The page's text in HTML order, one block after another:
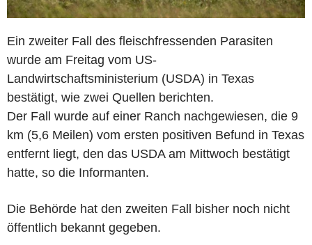
Ein zweiter Fall des fleischfressenden Parasiten
wurde am Freitag vom US-
Landwirtschaftsministerium (USDA) in Texas
bestätigt, wie zwei Quellen berichten.
Der Fall wurde auf einer Ranch nachgewiesen, die 9
km (5,6 Meilen) vom ersten positiven Befund in Texas
entfernt liegt, den das USDA am Mittwoch bestätigt
hatte, so die Informanten.
Die Behörde hat den zweiten Fall bisher noch nicht
öffentlich bekannt gegeben.